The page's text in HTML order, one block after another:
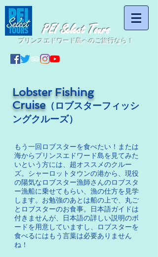
PEI Select Tours
プリンスエドワード島へのご旅行なら！
Lobster Fishing
Cruise（ロブスターフィッシ
ングクルーズ）
もう一回ロブスターを食べたい！または
海からプリンスエドワード島を見てみた
いという方には、超オススメのクルー
ズ。シャーロットタウンの港から、現役
の陽気なロブスター漁師さんのロブスタ
ー漁船に乗せてもらい、漁の仕方を見学
します。お勉強のあとは船の上で、丸ご
とロブスターのお食事。日本語ガイドは
付きませんが、日本語の詳しい説明のボ
ードを用意していますし、ロブスターを
食べるにはもう言葉は必要ありません
ね！